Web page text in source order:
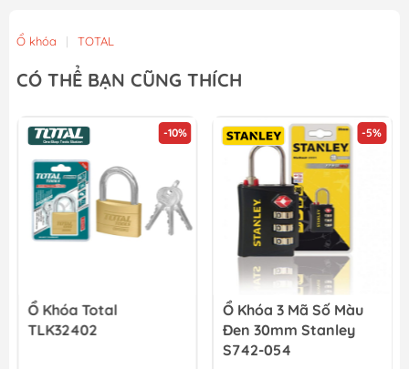
Ổ khóa | TOTAL
CÓ THỂ BẠN CŨNG THÍCH
-10%
Ổ Khóa Total
TLK32402
-5%
Ổ Khóa 3 Mã Số Màu
Đen 30mm Stanley
S742-054